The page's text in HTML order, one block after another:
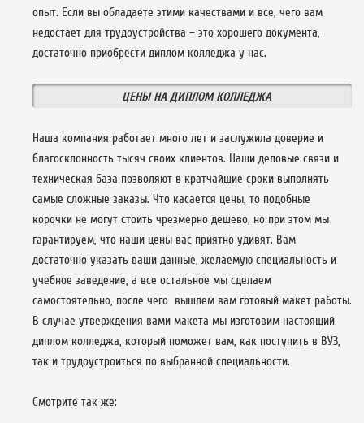
опыт. Если вы обладаете этими качествами и все, чего вам
недостает для трудоустройства – это хорошего документа,
достаточно приобрести диплом колледжа у нас.
ЦЕНЫ НА ДИПЛОМ КОЛЛЕДЖА
Наша компания работает много лет и заслужила доверие и
благосклонность тысяч своих клиентов. Наши деловые связи и
техническая база позволяют в кратчайшие сроки выполнять
самые сложные заказы. Что касается цены, то подобные
корочки не могут стоить чрезмерно дешево, но при этом мы
гарантируем, что наши цены вас приятно удивят. Вам
достаточно указать ваши данные, желаемую специальность и
учебное заведение, а все остальное мы сделаем
самостоятельно, после чего вышлем вам готовый макет работы.
В случае утверждения вами макета мы изготовим настоящий
диплом колледжа, который поможет вам, как поступить в ВУЗ,
так и трудоустроиться по выбранной специальности.
Смотрите так же: